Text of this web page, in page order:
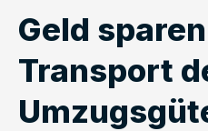
Geld
Transport